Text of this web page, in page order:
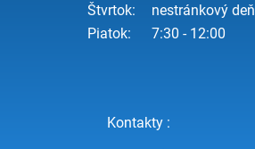
Štvrtok:
nestránkový deň
Piatok:
7:30 - 12:00
Kontakty :